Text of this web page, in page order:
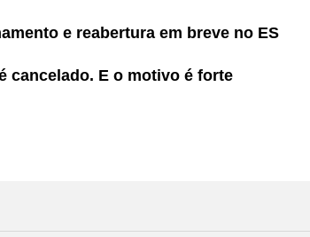
e reabertura em breve no ES
cancelado. E o motivo é forte